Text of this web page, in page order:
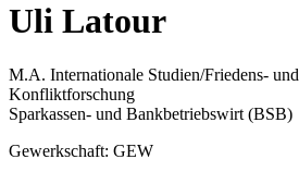
Uli Latour
M.A. Internationale Studien/Friedens- und
Konfliktforschung
Sparkassen- und Bankbetriebswirt (BSB)
Gewerkschaft: GEW